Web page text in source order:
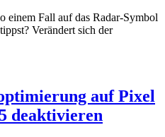
einem Fall auf das Radar-Symbol
Verändert sich der
auf Pixel
deaktivieren